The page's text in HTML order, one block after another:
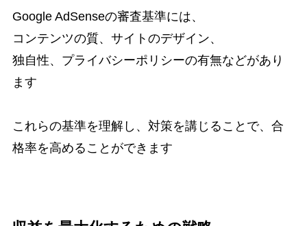
Google AdSenseの審査基準には、
コンテンツの質、サイトのデザイン、
独自性、プライバシーポリシーの有無などがあり
ます
これらの基準を理解し、対策を講じることで、合
格率を高めることができます